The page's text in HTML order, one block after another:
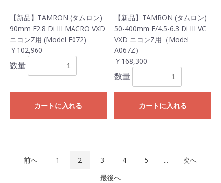
【新品】TAMRON (タムロン)
90mm F2.8 Di III MACRO VXD
ニコンZ用 (Model F072)
￥102,960
数量
カートに入れる
【新品】TAMRON (タムロン)
50-400mm F/4.5-6.3 Di III VC
VXD ニコンZ用（Model
A067Z）
￥168,300
数量
カートに入れる
前へ 1 2 3 4 5 ...
次へ
最後へ